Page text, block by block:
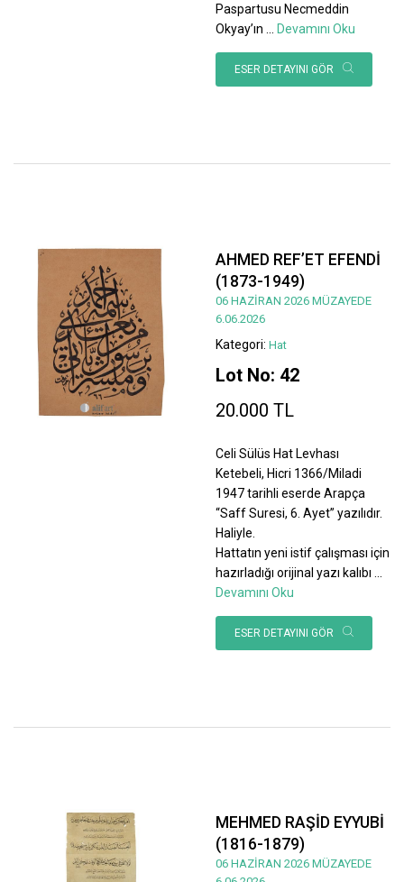
Paspartusu Necmeddin
Okyay’ın
Devamını Oku
ESER DETAYINI GÖR
AHMED REF’ET EFENDİ
(1873-1949)
06 HAZİRAN 2026 MÜZAYEDE
6.06.2026
Kategori: Hat
Lot No: 42
20.000 TL
Celi Sülüs Hat Levhası
Ketebeli, Hicri 1366/Miladi
1947 tarihli eserde Arapça
“Saff Suresi, 6. Ayet” yazılıdır.
Haliyle.
Hattatın yeni istif çalışması için
hazırladığı orijinal yazı kalıbı
Devamını Oku
ESER DETAYINI GÖR
MEHMED RAŞİD EYYUBİ
(1816-1879)
06 HAZİRAN 2026 MÜZAYEDE